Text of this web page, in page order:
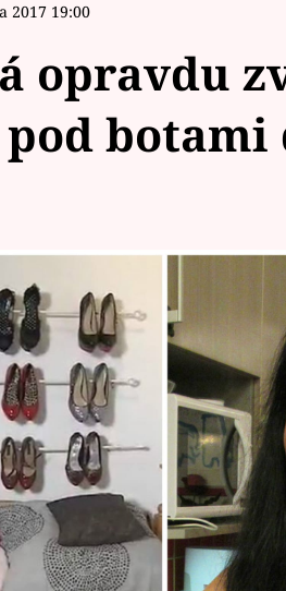
2017 19:00
opravdu
botami